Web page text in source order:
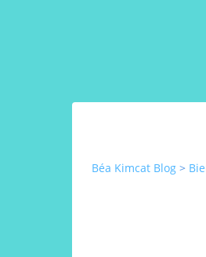
Béa Kimcat Blog >